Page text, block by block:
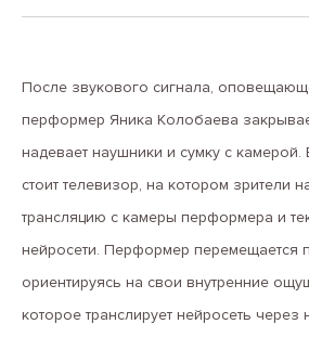
После звукового сигнала,
перформер Яника Колобаева
надевает наушники и сумку с
стоит телевизор, на котором зрители
трансляцию с камеры перформера и
нейросети. Перформер перемещается
ориентируясь на свои внутренние
которое транслирует нейросеть